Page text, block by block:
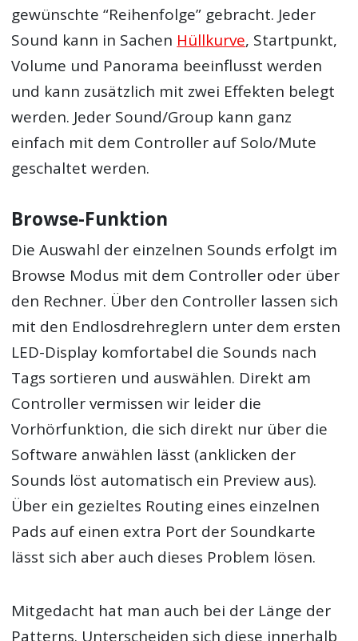
gewünschte “Reihenfolge” gebracht. Jeder
Sound kann in Sachen Hüllkurve, Startpunkt,
Volume und Panorama beeinflusst werden
und kann zusätzlich mit zwei Effekten belegt
werden. Jeder Sound/Group kann ganz
einfach mit dem Controller auf Solo/Mute
geschaltet werden.
Browse-Funktion
Die Auswahl der einzelnen Sounds erfolgt im
Browse Modus mit dem Controller oder über
den Rechner. Über den Controller lassen sich
mit den Endlosdrehreglern unter dem ersten
LED-Display komfortabel die Sounds nach
Tags sortieren und auswählen. Direkt am
Controller vermissen wir leider die
Vorhörfunktion, die sich direkt nur über die
Software anwählen lässt (anklicken der
Sounds löst automatisch ein Preview aus).
Über ein gezieltes Routing eines einzelnen
Pads auf einen extra Port der Soundkarte
lässt sich aber auch dieses Problem lösen.
Mitgedacht hat man auch bei der Länge der
Patterns. Unterscheiden sich diese innerhalb